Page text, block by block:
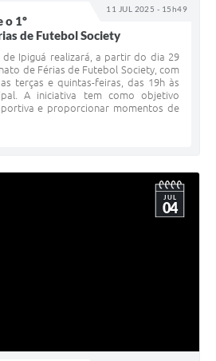
11 JUL 2025 - 15h49
o 1º
de Futebol Society
Ipiguá realizará, a partir do dia 29
de Férias de Futebol Society, com
terças e quintas-feiras, das 19h às
A iniciativa tem como objetivo
e proporcionar momentos de
JUL
04